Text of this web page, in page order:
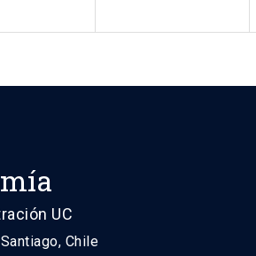
UC
Chile